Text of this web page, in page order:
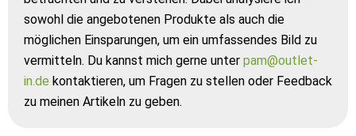
sowohl die angebotenen Produkte als auch die
möglichen Einsparungen, um ein umfassendes Bild zu
vermitteln. Du kannst mich gerne unter pam@outlet-
in.de kontaktieren, um Fragen zu stellen oder Feedback
zu meinen Artikeln zu geben.